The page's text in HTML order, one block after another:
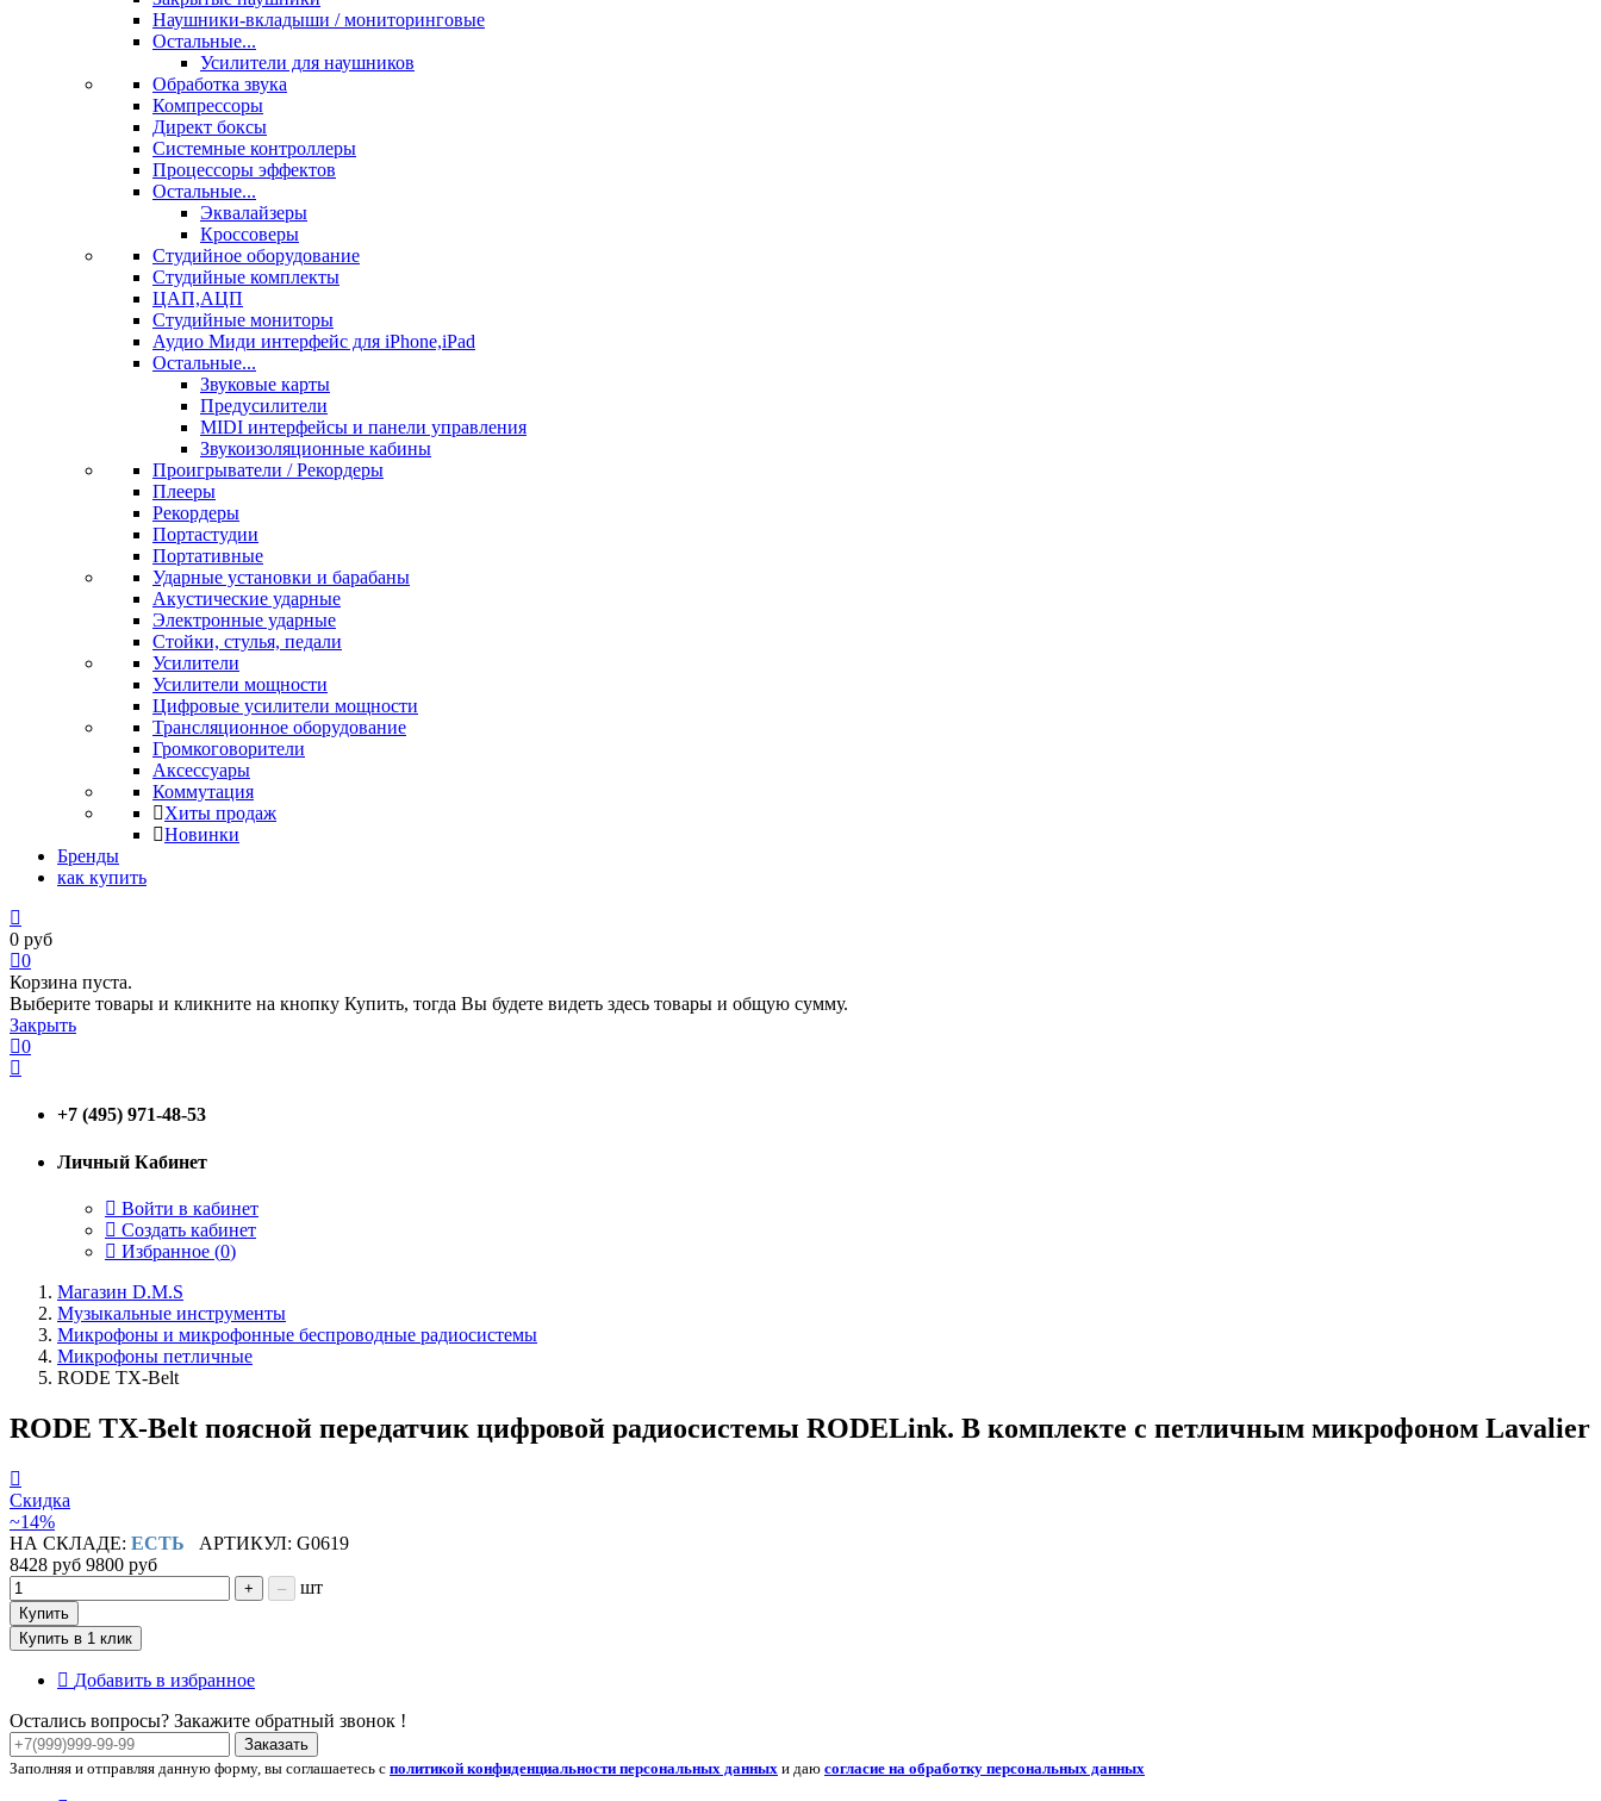
Наушники-вкладыши / мониторинговые
Остальные...
Усилители для наушников
Обработка звука
Компрессоры
Директ боксы
Системные контроллеры
Процессоры эффектов
Остальные...
Эквалайзеры
Кроссоверы
Студийное оборудование
Студийные комплекты
ЦАП,АЦП
Студийные мониторы
Аудио Миди интерфейс для iPhone,iPad
Остальные...
Звуковые карты
Предусилители
MIDI интерфейсы и панели управления
Звукоизоляционные кабины
Проигрыватели / Рекордеры
Плееры
Рекордеры
Портастудии
Портативные
Ударные установки и барабаны
Акустические ударные
Электронные ударные
Стойки, стулья, педали
Усилители
Усилители мощности
Цифровые усилители мощности
Трансляционное оборудование
Громкоговорители
Аксессуары
Коммутация
Хиты продаж
Новинки
Бренды
как купить
0 руб
0
Корзина пуста.
Выберите товары и кликните на кнопку Купить, тогда Вы будете видеть здесь товары и общую сумму.
Закрыть
0
+7 (495) 971-48-53
Личный Кабинет
Войти в кабинет
Создать кабинет
Избранное (0)
Магазин D.M.S
Музыкальные инструменты
Микрофоны и микрофонные беспроводные радиосистемы
Микрофоны петличные
RODE TX-Belt
RODE TX-Belt поясной передатчик цифровой радиосистемы RODELink. В комплекте с петличным микрофоном Lavalier
Скидка
~14%
НА СКЛАДЕ: ЕСТЬ АРТИКУЛ: G0619
8428 руб 9800 руб
+ – шт
Купить
Купить в 1 клик
Добавить в избранное
Остались вопросы? Закажите обратный звонок !
Заказать
Заполняя и отправляя данную форму, вы соглашаетесь с политикой конфиденциальности персональных данных и даю согласие на обработку персональных данных